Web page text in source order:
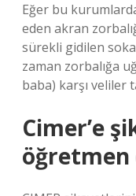
Eğer bu
eden akran
sürekli gidilen
zaman zorbalığa
baba) karşı veliler
Cimer’e
öğretmen